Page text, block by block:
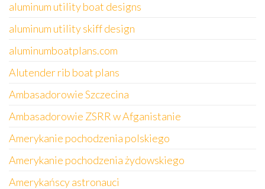
aluminum utility boat designs
aluminum utility skiff design
aluminumboatplans.com
Alutender rib boat plans
Ambasadorowie Szczecina
Ambasadorowie ZSRR w Afganistanie
Amerykanie pochodzenia polskiego
Amerykanie pochodzenia żydowskiego
Amerykańscy astronauci